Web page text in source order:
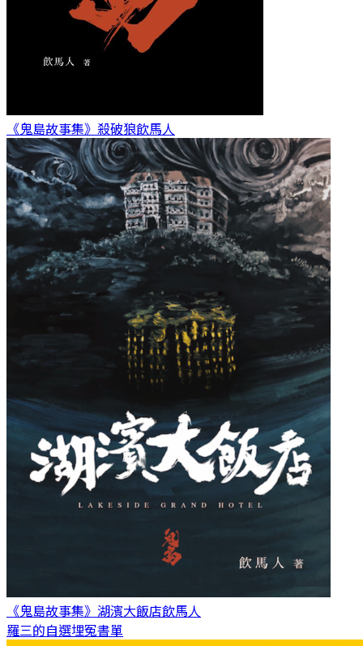
《鬼島故事集》殺破狼飲馬人
《鬼島故事集》湖濱大飯店飲馬人
羅三的自選埋冤書單